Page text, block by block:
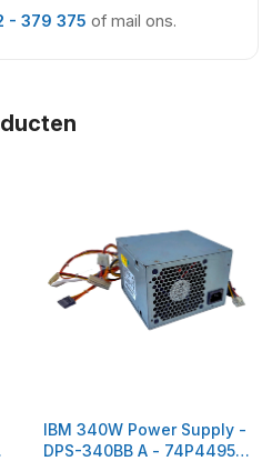
- 379 375 of mail ons.
IBM 340W Power Supply -
DPS-340BB A - 74P4495 /